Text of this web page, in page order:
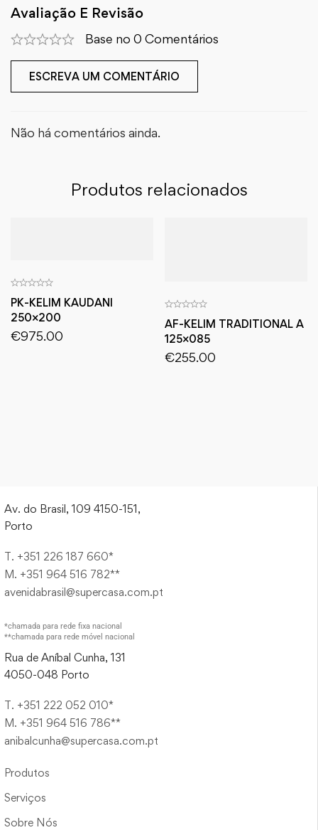
Avaliação E Revisão
Base no 0 Comentários
ESCREVA UM COMENTÁRIO
Não há comentários ainda.
Produtos relacionados
PK-KELIM KAUDANI
250×200
€975.00
AF-KELIM TRADITIONAL A
125×085
€255.00
Av. do Brasil, 109 4150-151,
Porto
T. +351 226 187 660*
M. +351 964 516 782**
avenidabrasil@supercasa.com.pt
*chamada para rede fixa nacional
**chamada para rede móvel nacional
Rua de Aníbal Cunha, 131
4050-048 Porto
T. +351 222 052 010*
M. +351 964 516 786**
anibalcunha@supercasa.com.pt
Produtos
Serviços
Sobre Nós